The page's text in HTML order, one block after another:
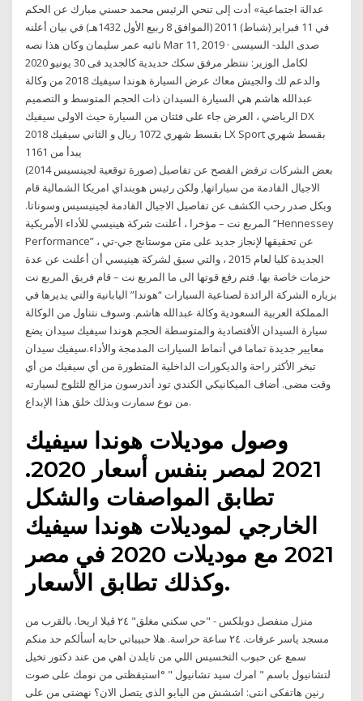
عدالة اجتماعية» أدت إلى تنحي الرئيس محمد حسني مبارك عن الحكم
في 11 فبراير (شباط) 2011 (الموافق 8 ربيع الأول 1432هـ) في بيان أعلنه
نائبه عمر سليمان وكان هذا نصه Mar 11, 2019 · صدى البلد- السيسى
لكامل الوزير: ننتظر مرفق سكك حديدية كالجديد فى 30 يونيو 2020
والدعم لك والجيش معاك عرض السيارة هوندا سيفيك 2018 من وكالة
عبدالله هاشم هي السيارة السيدان ذات الحجم المتوسط و التصميم
الرياضي ، العرض جاء على فئتان من السيارة حيث الاولى سيفيك DX
2018 بقسط شهري 1072 ريال و الثاني سيفيك LX Sport بقسط شهري
يبدأ من 1161
(صورة توقعية لجينسيس 2014) بعض الشركات ترفض الفصح عن تفاصيل
الاجيال القادمة من سياراتها, ولكن رئيس هوينداي امريكا الشمالية قام
وبكل صدر رحب الكشف عن تفاصيل الاجيال القادمة لجينيسيس وسوناتا.
المربع نت – مؤخرا ، أعلنت شركة هينيسي للأداء الأمريكية “Hennessey
Performance” ، عن تحقيقها لإنجاز جديد على متن موستانج جي-تي
الجديدة كليا لعام 2015 ، والتي سبق لشركة هينيسي أن أعلنت عن عدة
حزمات خاصة بها. فتم رفع قوتها الى ما المربع نت – قام فريق المربع نت
بزياره الشركة الرائدة لصناعية السيارات “هوندا” اليابانية والتي يديرها في
المملكة العربية السعودية وكالة عبدالله هاشم. وسوف نتناول من الوكالة
سيارة السيدان الأقتصادية والمتوسطة الحجم هوندا سيفيك سيدان يضع
معايير جديدة تماما في أنماط السيارات المدمجة والأداء.سيفيك سيدان
تبخر الأكثر راحة والديكورات الداخلية المتطورة من أي سيفيك من أي
وقت مضى. أضاف الميكانيكي الكندي تود أندرسون مزالج للثلوج لسيارته
من نوع سمارت وبذلك خلق هذا الإبداع.
وصول موديلات هوندا سيفيك
2021 لمصر بنفس أسعار 2020.
تطابق المواصفات والشكل
الخارجي لموديلات هوندا سيفيك
2021 مع موديلات 2020 في مصر
وكذلك تطابق الأسعار.
منزل منفصل دوبلكس - "حي سكني مغلق" ٢٤ ڤيلا اريحا. بالقرب من
مسجد ياسر عرفات. ٢٤ ساعة حراسة. هلا حبيباتي حابه أسألكم حد منكم
سمع عن حبوب التخسيس اللي من تايلدن اهي من عند دكتور تخيل
لتشانيول باسم " امرك سيد تشانيول " °استيقظتى من نومك على صوت
رنين هاتفكى انتى: اششش من البابو الذى يتصل الان؟ نهضتى من على